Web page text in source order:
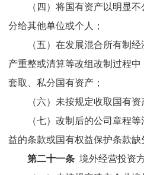
（四）将国有资产以明显
分给其他单位或个人；
（五）在发展混合所有制
产重整或清算等改组改制过程
套取、私分国有资产；
（六）未按规定收取国有资
（七）改制后的公司章程
益的条款或国有权益保护条款缺
第二十一条 境外经营投资